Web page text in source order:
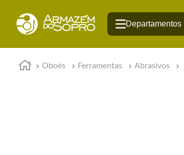
Oboés Ferramentas Abrasivos